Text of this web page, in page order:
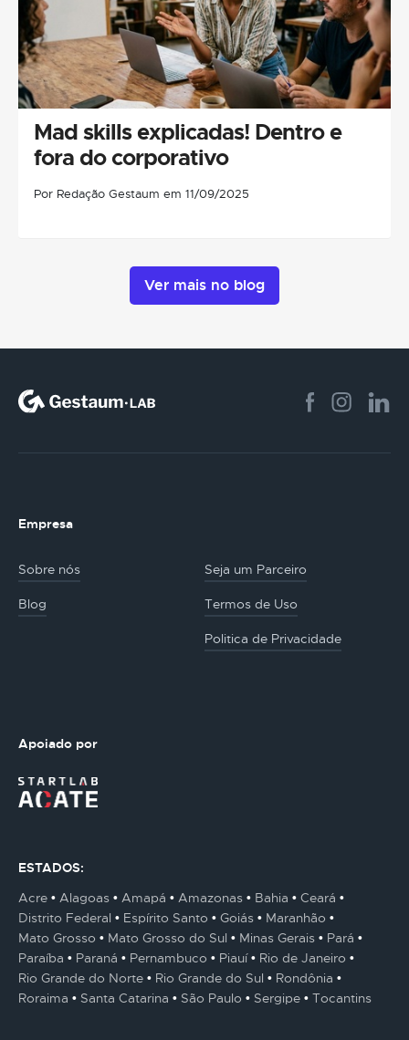
Mad skills explicadas! Dentro e
fora do corporativo
Por Redação Gestaum em 11/09/2025
Ver mais no blog
Empresa
Sobre nós Seja um Parceiro
Blog Termos de Uso
Politica de Privacidade
Apoiado por
ESTADOS:
Acre
Alagoas Amapá Amazonas Bahia
Ceará
Distrito Federal
Espírito Santo Goiás
Maranhão
Mato Grosso
Mato Grosso do Sul Minas Gerais
Pará
Paraíba
Paraná Pernambuco Piauí
Rio de Janeiro
Rio Grande do Norte
Rio Grande do Sul
Rondônia
Roraima
Santa Catarina São Paulo Sergipe Tocantins